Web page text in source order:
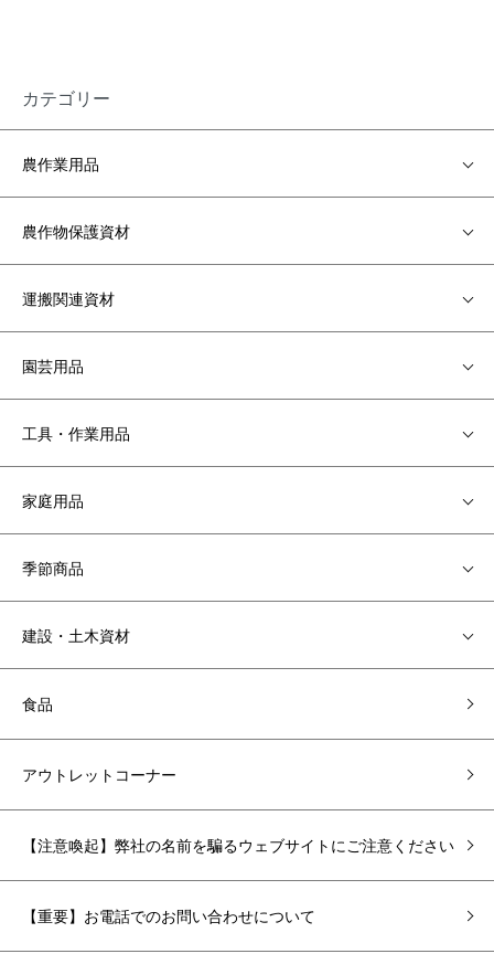
カテゴリー
農作業用品
農作物保護資材
運搬関連資材
園芸用品
工具・作業用品
家庭用品
季節商品
建設・土木資材
食品
アウトレットコーナー
【注意喚起】弊社の名前を騙るウェブサイトにご注意ください
【重要】お電話でのお問い合わせについて